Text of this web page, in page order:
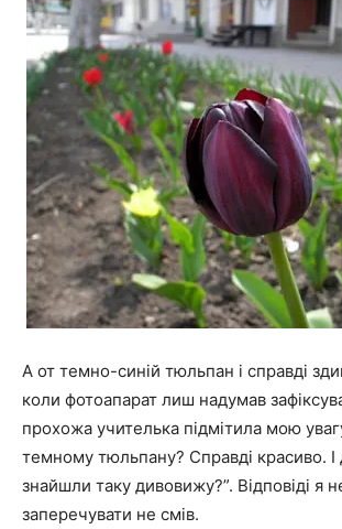
А от темно-синій тюльпан і справді
коли фотоапарат лиш надумав
прохожа учителька підмітила мою
темному тюльпану? Справді красиво. І
знайшли таку дивовижу?”. Відповіді я
заперечувати не смів.